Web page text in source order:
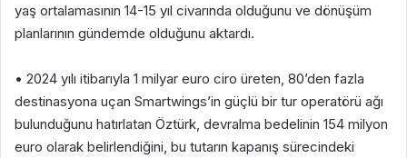
yaş ortalamasının 14-15 yıl civarında olduğunu ve dönüşüm
planlarının gündemde olduğunu aktardı.
• 2024 yılı itibarıyla 1 milyar euro ciro üreten, 80’den fazla
destinasyona uçan Smartwings’in güçlü bir tur operatörü ağı
bulunduğunu hatırlatan Öztürk, devralma bedelinin 154 milyon
euro olarak belirlendiğini, bu tutarın kapanış sürecindeki